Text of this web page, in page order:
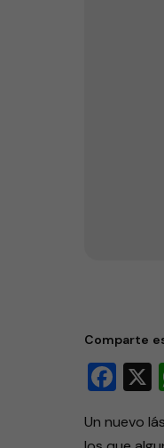
Comparte
Un nuevo